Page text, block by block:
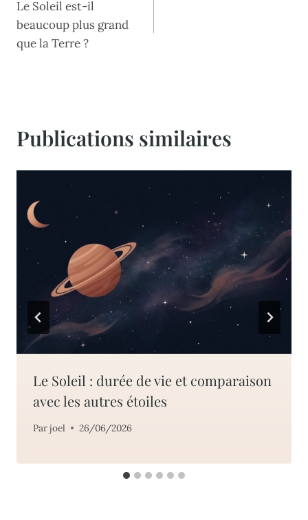
de
l’article
Le Soleil est-il
beaucoup plus grand
que la Terre ?
Publications similaires
Le Soleil : durée de vie et comparaison
avec les autres étoiles
Parjoel 26/06/2026